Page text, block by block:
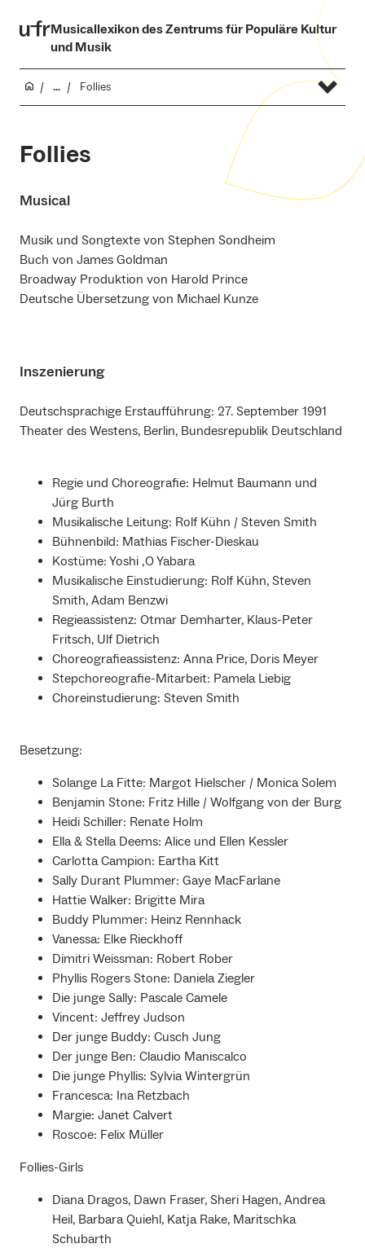
Musicallexikon des Zentrums für Populäre Kultur
und Musik
... Follies
Follies
Musical
Musik und Songtexte von Stephen Sondheim
Buch von James Goldman
Broadway Produktion von Harold Prince
Deutsche Übersetzung von Michael Kunze
Inszenierung
Deutschsprachige Erstaufführung: 27. September 1991
Theater des Westens, Berlin, Bundesrepublik Deutschland
Regie und Choreografie: Helmut Baumann und
Jürg Burth
Musikalische Leitung: Rolf Kühn / Steven Smith
Bühnenbild: Mathias Fischer-Dieskau
Kostüme: Yoshi ‚O Yabara
Musikalische Einstudierung: Rolf Kühn, Steven
Smith, Adam Benzwi
Regieassistenz: Otmar Demharter, Klaus-Peter
Fritsch, Ulf Dietrich
Choreografieassistenz: Anna Price, Doris Meyer
Stepchoreografie-Mitarbeit: Pamela Liebig
Choreinstudierung: Steven Smith
Besetzung:
Solange La Fitte: Margot Hielscher / Monica Solem
Benjamin Stone: Fritz Hille / Wolfgang von der Burg
Heidi Schiller: Renate Holm
Ella & Stella Deems: Alice und Ellen Kessler
Carlotta Campion: Eartha Kitt
Sally Durant Plummer: Gaye MacFarlane
Hattie Walker: Brigitte Mira
Buddy Plummer: Heinz Rennhack
Vanessa: Elke Rieckhoff
Dimitri Weissman: Robert Rober
Phyllis Rogers Stone: Daniela Ziegler
Die junge Sally: Pascale Camele
Vincent: Jeffrey Judson
Der junge Buddy: Cusch Jung
Der junge Ben: Claudio Maniscalco
Die junge Phyllis: Sylvia Wintergrün
Francesca: Ina Retzbach
Margie: Janet Calvert
Roscoe: Felix Müller
Follies-Girls
Diana Dragos, Dawn Fraser, Sheri Hagen, Andrea
Heil, Barbara Quiehl, Katja Rake, Maritschka
Schubarth